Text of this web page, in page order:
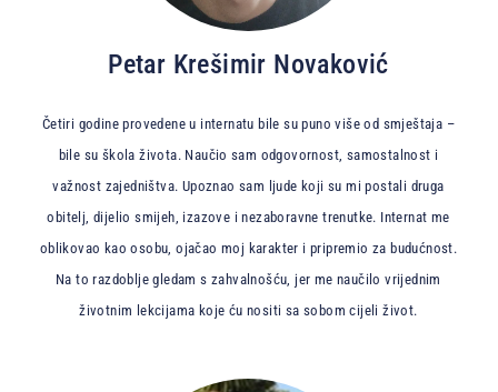
Petar Krešimir Novaković
Četiri godine provedene u internatu bile su puno više od smještaja –
bile su škola života. Naučio sam odgovornost, samostalnost i
važnost zajedništva. Upoznao sam ljude koji su mi postali druga
obitelj, dijelio smijeh, izazove i nezaboravne trenutke. Internat me
oblikovao kao osobu, ojačao moj karakter i pripremio za budućnost.
Na to razdoblje gledam s zahvalnošću, jer me naučilo vrijednim
životnim lekcijama koje ću nositi sa sobom cijeli život.